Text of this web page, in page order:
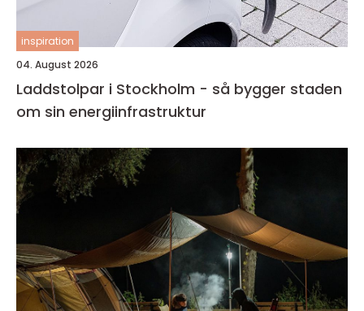
inspiration
04. August 2026
Laddstolpar i Stockholm - så bygger staden
om sin energiinfrastruktur